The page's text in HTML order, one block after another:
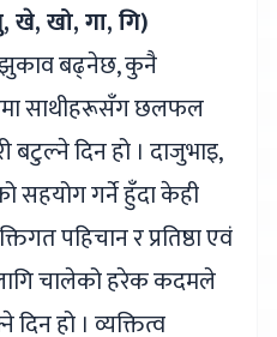
खो, गा, गि)
झुकाव बढ्नेछ, कुनै
साथीहरूसँग छलफल
बटुल्ने दिन हो । दाजुभाइ,
सहयोग गर्ने हुँदा केही
पहिचान र प्रतिष्ठा एवं
चालेको हरेक कदमले
हो । व्यक्तित्व